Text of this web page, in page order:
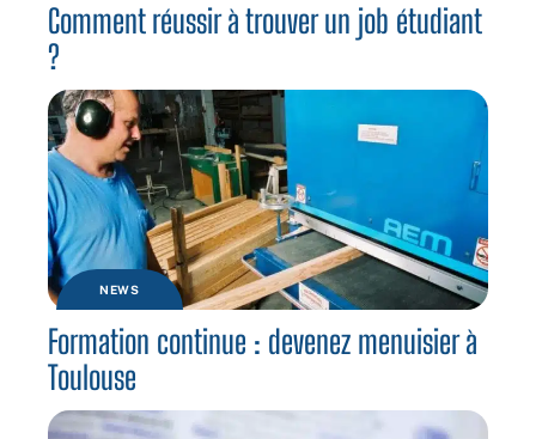
Comment réussir à trouver un job étudiant
?
NEWS
Formation continue : devenez menuisier à
Toulouse